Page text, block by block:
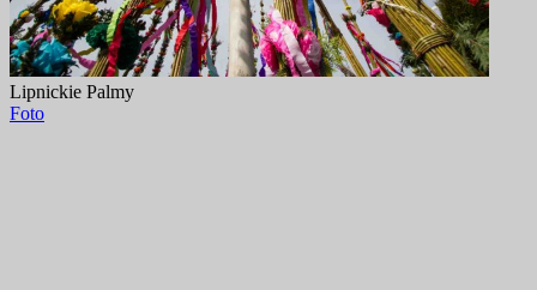
Lipnickie Palmy
Foto